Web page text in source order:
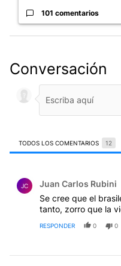
101 comentarios
Conversación
TODOS LOS COMENTARIOS 12
JC Juan Carlos Rubini
Se cree que el
tanto, zorro que la
RESPONDER 0 0